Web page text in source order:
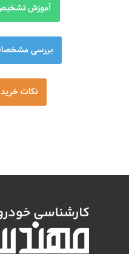
آموزش
بررسی
نکات